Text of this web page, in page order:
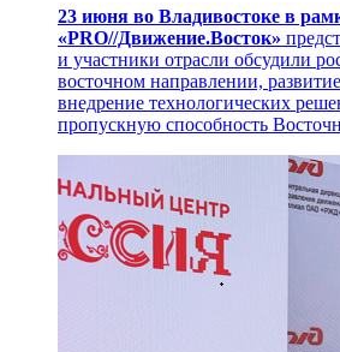
23 июня во Владивостоке в
«PRO//Движение.Восток»
и участники отрасли обсудили
восточном направлении,
внедрение технологических
пропускную способность